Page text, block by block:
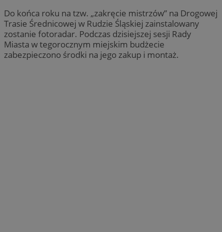
Do końca roku na tzw. „zakręcie mistrzów” na Drogowej
Trasie Średnicowej w Rudzie Śląskiej zainstalowany
zostanie fotoradar. Podczas dzisiejszej sesji Rady
Miasta w tegorocznym miejskim budżecie
zabezpieczono środki na jego zakup i montaż.